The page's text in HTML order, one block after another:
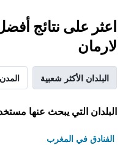
اعثر على نتائج
لارمان
البلدان الأكثر شعبية
البلدان التي يبحث عنها
الفنادق في المغرب